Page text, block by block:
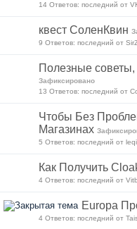
14 Ответов: последний от
квест СоленКвин
9 Ответов: последний от
Полезные советы,
Зафиксировано
13 Ответов: последний от
Чтобы Без
Магазинах
5 Ответов: последний от
Как Получить
4 Ответов: последний от
Europa
4 Ответов: последний от